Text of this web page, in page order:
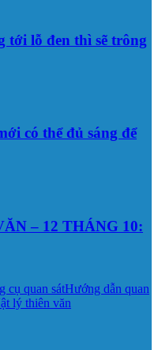
tới lỗ đen thì sẽ trông
có thể đủ sáng để
– 12 THÁNG 10:
cụ quan sátHướng dẫn quan
lý thiên văn